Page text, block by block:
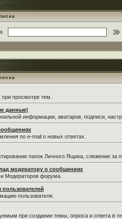
просмотре тем.
данные)
информации, аватаров, подписи,
по e-mail о новых ответах.
папок Личного Ящика, слежение
модератору о сообщениях
и Модераторов форума.
пользователя.
при создании темы, опроса и ответа в